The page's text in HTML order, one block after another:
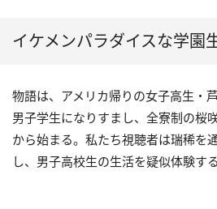
イケメンパラダイスな学園
物語は、アメリカ帰りの女子高生・
男子学生になりすまし、全寮制の桜
から始まる。私たち視聴者は瑞稀を
し、男子高校生の生活を疑似体験する